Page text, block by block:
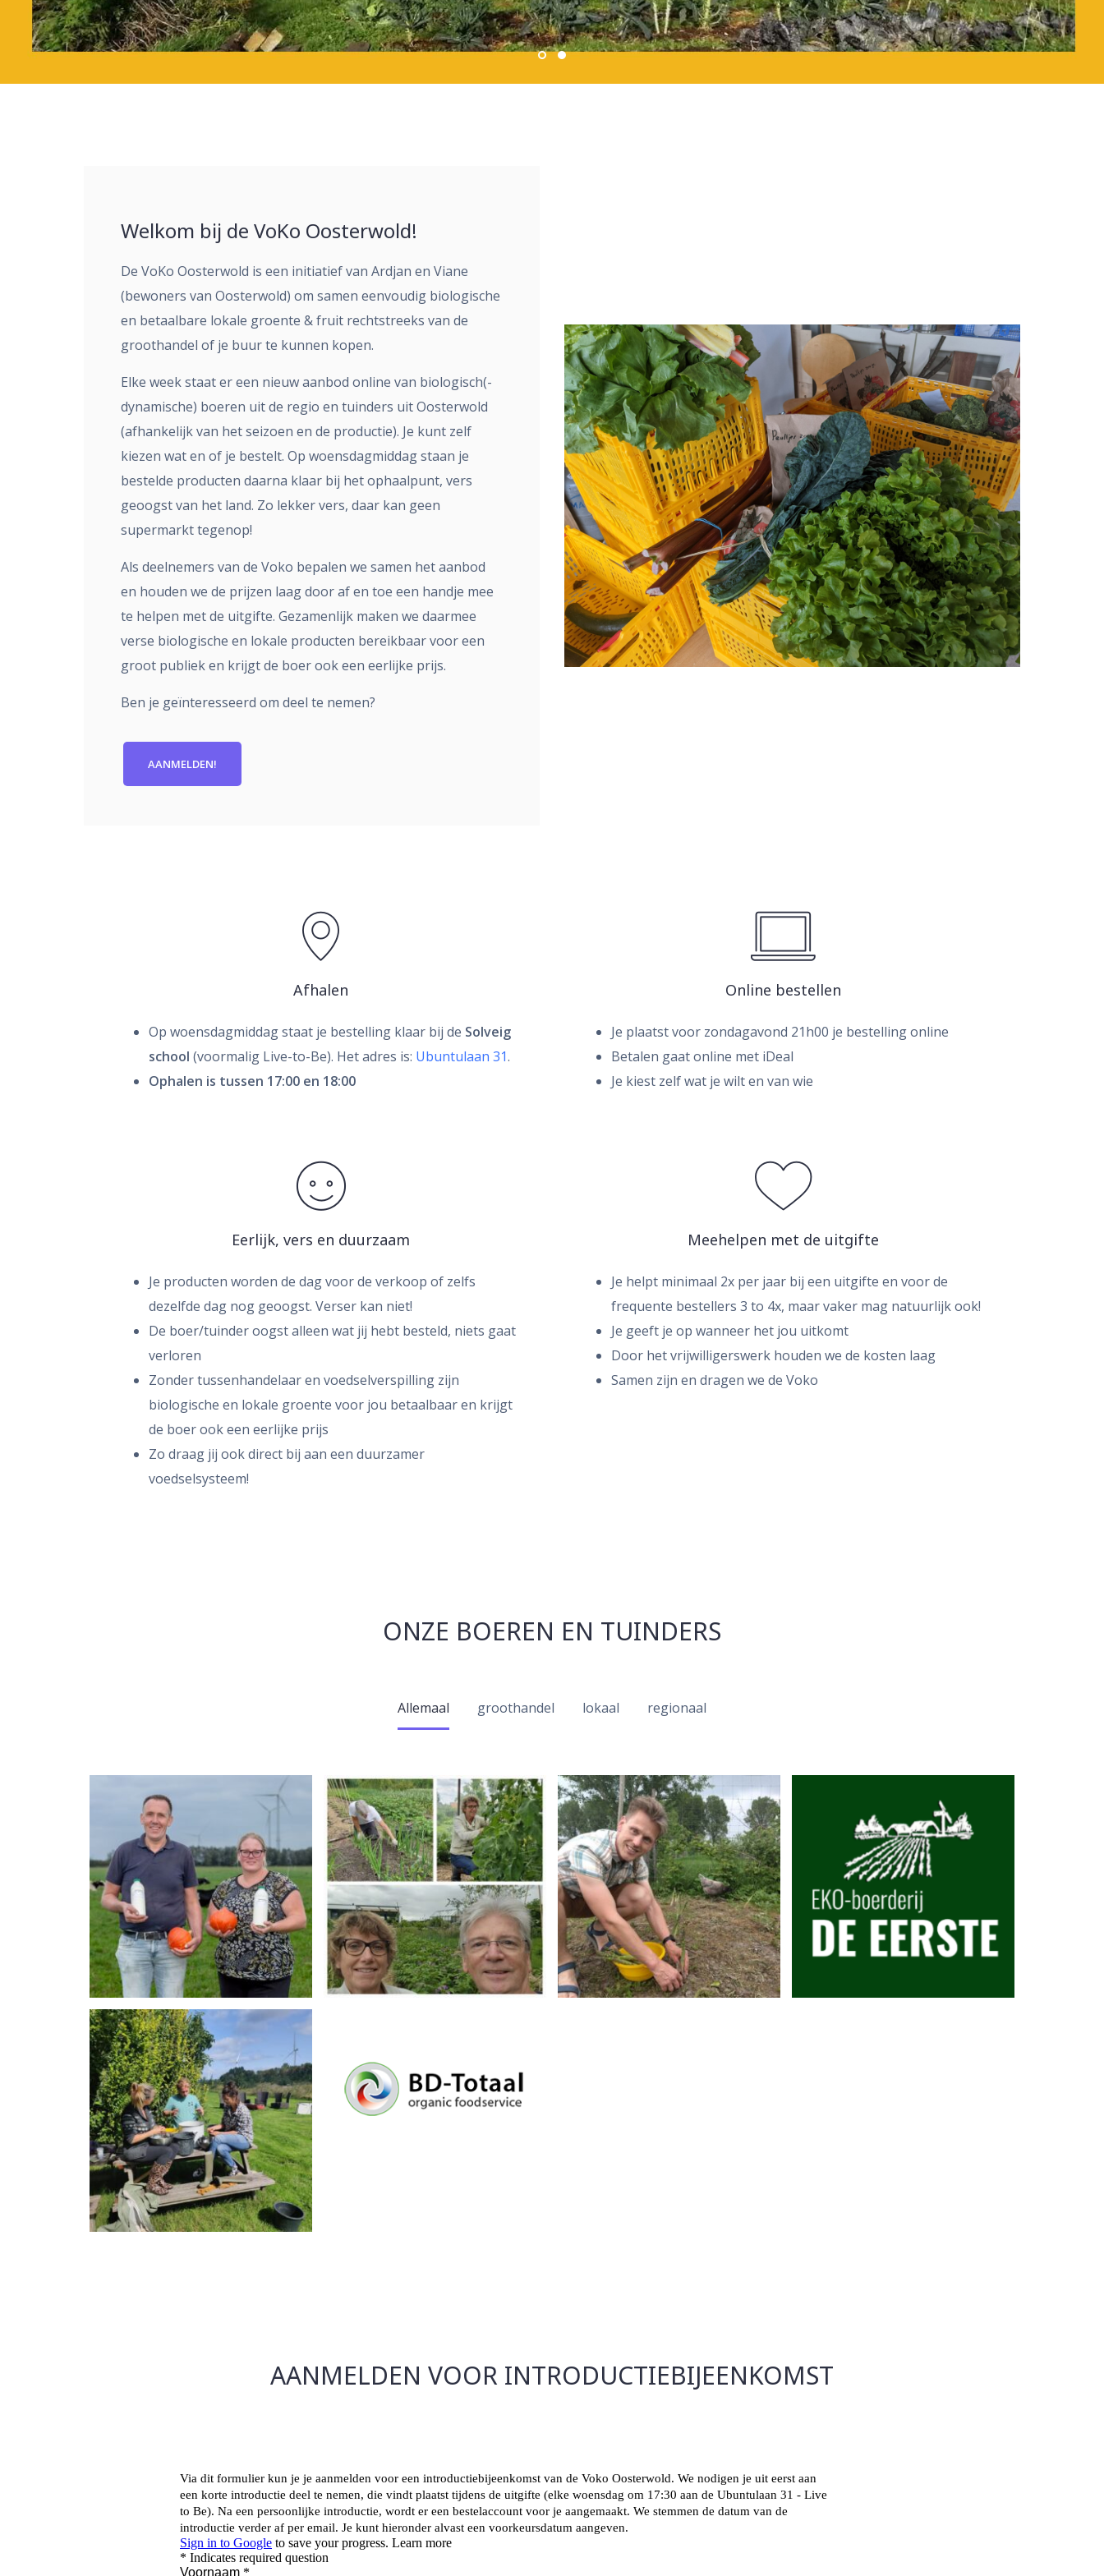
Welkom bij de VoKo Oosterwold!
De VoKo Oosterwold is een initiatief van Ardjan en Viane
(bewoners van Oosterwold) om samen eenvoudig biologische
en betaalbare lokale groente & fruit rechtstreeks van de
groothandel of je buur te kunnen kopen.
Elke week staat er een nieuw aanbod online van biologisch(-
dynamische) boeren uit de regio en tuinders uit Oosterwold
(afhankelijk van het seizoen en de productie). Je kunt zelf
kiezen wat en of je bestelt. Op woensdagmiddag staan je
bestelde producten daarna klaar bij het ophaalpunt, vers
geoogst van het land. Zo lekker vers, daar kan geen
supermarkt tegenop!
Als deelnemers van de Voko bepalen we samen het aanbod
en houden we de prijzen laag door af en toe een handje mee
te helpen met de uitgifte. Gezamenlijk maken we daarmee
verse biologische en lokale producten bereikbaar voor een
groot publiek en krijgt de boer ook een eerlijke prijs.
Ben je geïnteresseerd om deel te nemen?
AANMELDEN!
Afhalen
Op woensdagmiddag staat je bestelling klaar bij de Solveig
school (voormalig Live-to-Be). Het adres is: Ubuntulaan 31.
Ophalen is tussen 17:00 en 18:00
Online bestellen
Je plaatst voor zondagavond 21h00 je bestelling online
Betalen gaat online met iDeal
Je kiest zelf wat je wilt en van wie
Eerlijk, vers en duurzaam
Je producten worden de dag voor de verkoop of zelfs
dezelfde dag nog geoogst. Verser kan niet!
De boer/tuinder oogst alleen wat jij hebt besteld, niets gaat
verloren
Zonder tussenhandelaar en voedselverspilling zijn
biologische en lokale groente voor jou betaalbaar en krijgt
de boer ook een eerlijke prijs
Zo draag jij ook direct bij aan een duurzamer
voedselsysteem!
Meehelpen met de uitgifte
Je helpt minimaal 2x per jaar bij een uitgifte en voor de
frequente bestellers 3 to 4x, maar vaker mag natuurlijk ook!
Je geeft je op wanneer het jou uitkomt
Door het vrijwilligerswerk houden we de kosten laag
Samen zijn en dragen we de Voko
ONZE BOEREN EN TUINDERS
Allemaal groothandel lokaal regionaal
AANMELDEN VOOR INTRODUCTIEBIJEENKOMST